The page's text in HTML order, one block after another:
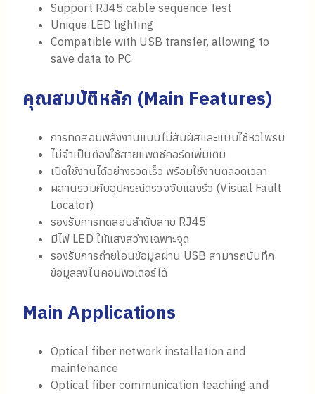
Support RJ45 cable sequence test
Unique LED lighting
Compatible with USB transfer, allowing to
save data to PC
คุณสมบัติหลัก (Main Features)
การทดสอบพลังงานแบบไม่สัมผัสและแบบใช้หัวโพรบ
ไม่จำเป็นต้องใช้สายแพตช์คอร์ดเพิ่มเติม
เปิดใช้งานได้อย่างรวดเร็ว พร้อมใช้งานตลอดเวลา
ผสานรวมกับอุปกรณ์ตรวจจับแสงรั่ว (Visual Fault
Locator)
รองรับการทดสอบลำดับสาย RJ45
มีไฟ LED ให้แสงสว่างเฉพาะจุด
รองรับการถ่ายโอนข้อมูลผ่าน USB สามารถบันทึก
ข้อมูลลงในคอมพิวเตอร์ได้
Main Applications
Optical fiber network installation and
maintenance
Optical fiber communication teaching and